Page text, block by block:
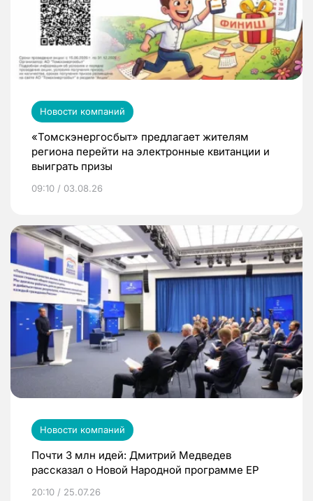
Новости компаний
«Томскэнергосбыт» предлагает жителям
региона перейти на электронные квитанции и
выиграть призы
09:10 / 03.08.26
Новости компаний
Почти 3 млн идей: Дмитрий Медведев
рассказал о Новой Народной программе ЕР
20:10 / 25.07.26